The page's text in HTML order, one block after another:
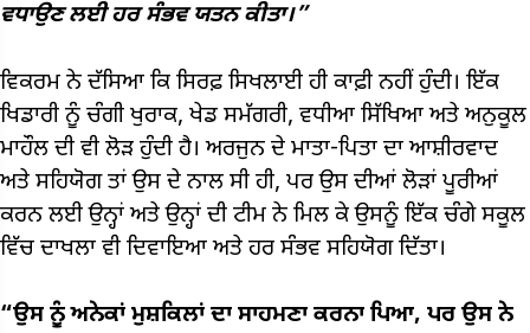
ਵਧਾਉਣ ਲਈ ਹਰ ਸੰਭਵ ਯਤਨ ਕੀਤਾ।”
ਵਿਕਰਮ ਨੇ ਦੱਸਿਆ ਕਿ ਸਿਰਫ਼ ਸਿਖਲਾਈ ਹੀ ਕਾਫ਼ੀ ਨਹੀਂ ਹੁੰਦੀ। ਇੱਕ
ਖਿਡਾਰੀ ਨੂੰ ਚੰਗੀ ਖੁਰਾਕ, ਖੇਡ ਸਮੱਗਰੀ, ਵਧੀਆ ਸਿੱਖਿਆ ਅਤੇ ਅਨੁਕੂਲ
ਮਾਹੌਲ ਦੀ ਵੀ ਲੋੜ ਹੁੰਦੀ ਹੈ। ਅਰਜੁਨ ਦੇ ਮਾਤਾ-ਪਿਤਾ ਦਾ ਆਸ਼ੀਰਵਾਦ
ਅਤੇ ਸਹਿਯੋਗ ਤਾਂ ਉਸ ਦੇ ਨਾਲ ਸੀ ਹੀ, ਪਰ ਉਸ ਦੀਆਂ ਲੋੜਾਂ ਪੂਰੀਆਂ
ਕਰਨ ਲਈ ਉਨ੍ਹਾਂ ਅਤੇ ਉਨ੍ਹਾਂ ਦੀ ਟੀਮ ਨੇ ਮਿਲ ਕੇ ਉਸਨੂੰ ਇੱਕ ਚੰਗੇ ਸਕੂਲ
ਵਿੱਚ ਦਾਖਲਾ ਵੀ ਦਿਵਾਇਆ ਅਤੇ ਹਰ ਸੰਭਵ ਸਹਿਯੋਗ ਦਿੱਤਾ।
“ਉਸ ਨੂੰ ਅਨੇਕਾਂ ਮੁਸ਼ਕਿਲਾਂ ਦਾ ਸਾਹਮਣਾ ਕਰਨਾ ਪਿਆ, ਪਰ ਉਸ ਨੇ